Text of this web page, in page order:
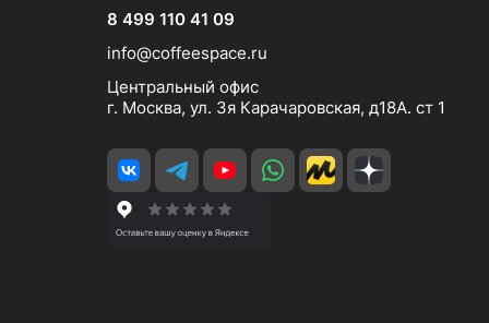
8 499 110 41 09
info@coffeespace.ru
Центральный офис
г. Москва, ул. 3я Карачаровская, д18А. ст 1